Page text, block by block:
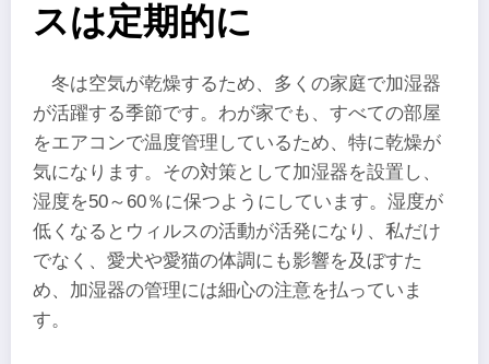
スは定期的に
冬は空気が乾燥するため、多くの家庭で加湿器
が活躍する季節です。わが家でも、すべての部屋
をエアコンで温度管理しているため、特に乾燥が
気になります。その対策として加湿器を設置し、
湿度を50～60％に保つようにしています。湿度が
低くなるとウィルスの活動が活発になり、私だけ
でなく、愛犬や愛猫の体調にも影響を及ぼすた
め、加湿器の管理には細心の注意を払っていま
す。